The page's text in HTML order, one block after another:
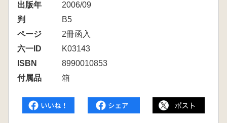
出版年
2006/09
判
B5
ページ
2冊函入
六一ID
K03143
ISBN
8990010853
付属品
箱